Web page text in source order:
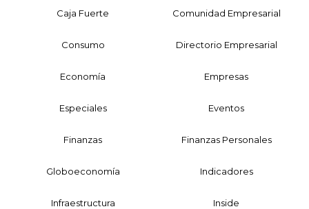
Caja Fuerte Comunidad Empresarial
Consumo Directorio Empresarial
Economía Empresas
Especiales Eventos
Finanzas Finanzas Personales
Globoeconomía Indicadores
Infraestructura Inside